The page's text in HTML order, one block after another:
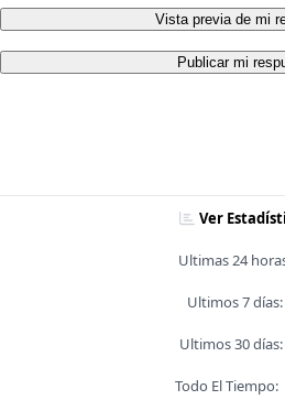
Vista previa de mi
Publicar mi
Ver
Ultimas 24
Ultimos 7 días:
Ultimos 30 días:
Todo El Tiempo: